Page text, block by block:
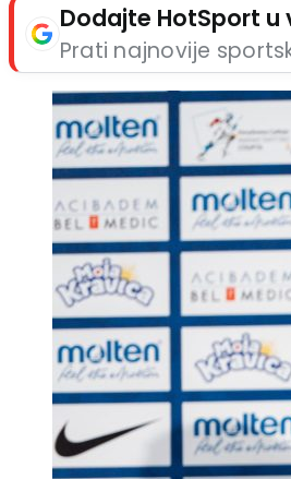
Dodajte HotSport u
Prati najnovije